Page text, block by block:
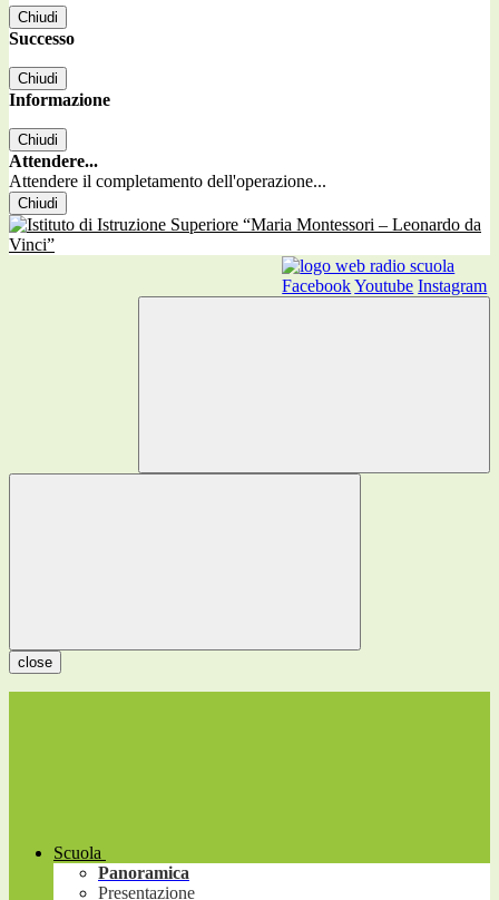
Chiudi
Successo
Chiudi
Informazione
Chiudi
Attendere...
Attendere il completamento dell'operazione...
Chiudi
FacebookYoutube Instagram
close
Scuola
Panoramica
Presentazione